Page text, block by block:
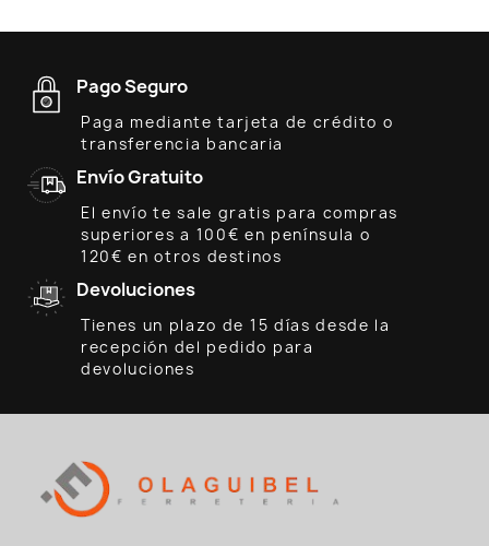
Pago Seguro
Paga mediante tarjeta de crédito o
transferencia bancaria
Envío Gratuito
El envío te sale gratis para compras
superiores a 100€ en península o
120€ en otros destinos
Devoluciones
Tienes un plazo de 15 días desde la
recepción del pedido para
devoluciones